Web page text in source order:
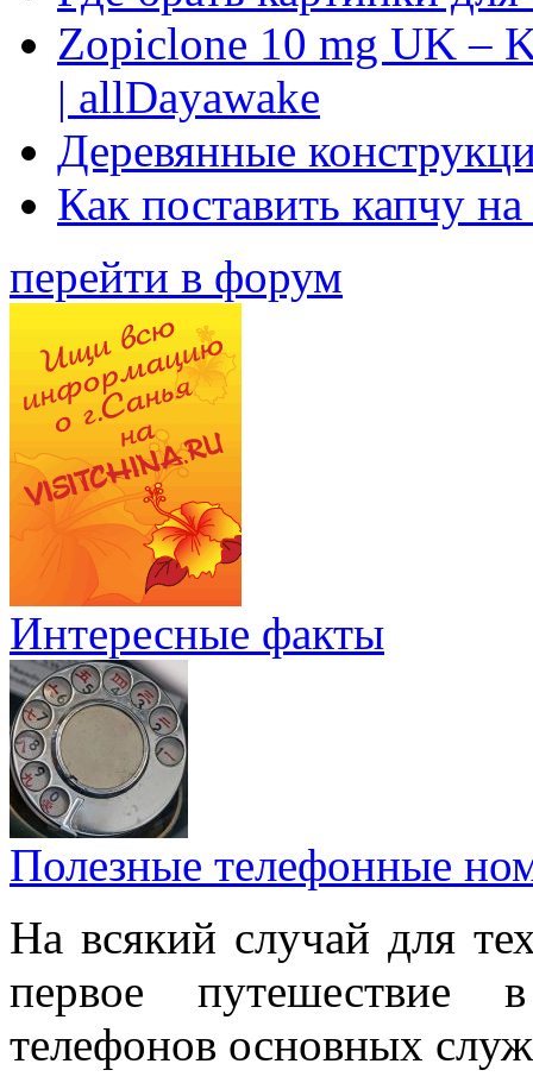
Zopiclone 10 mg UK –
| allDayawake
Деревянные
Как поставить капчу
перейти в форум
Интересные факты
Полезные телефонные
На всякий случай для
первое путешествие
телефонов основных